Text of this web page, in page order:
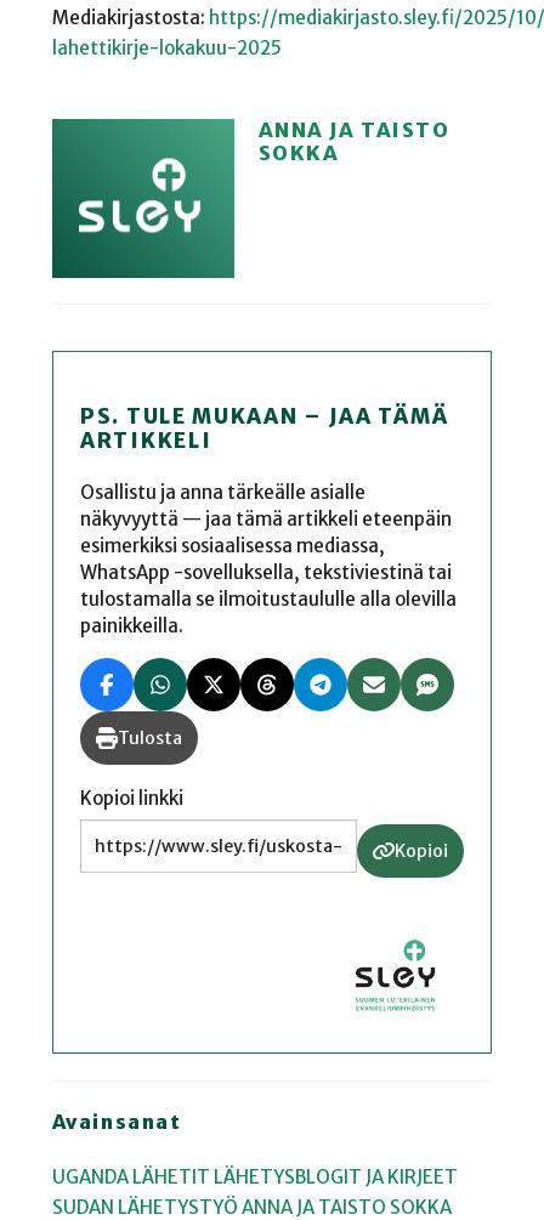
Mediakirjastosta: https://mediakirjasto.sley.fi/2025/
lahettikirje-lokakuu-2025
ANNA JA TAISTO
SOKKA
PS. TULE MUKAAN – JAA TÄMÄ
ARTIKKELI
Osallistu ja anna tärkeälle asialle
näkyvyyttä — jaa tämä artikkeli eteenpäin
esimerkiksi sosiaalisessa mediassa,
WhatsApp -sovelluksella, tekstiviestinä tai
tulostamalla se ilmoitustaululle alla olevilla
painikkeilla.
Tulosta
Kopioi linkki
Kopioi
Avainsanat
UGANDA LÄHETIT LÄHETYSBLOGIT JA KIRJEET
SUDAN LÄHETYSTYÖ ANNA JA TAISTO SOKKA